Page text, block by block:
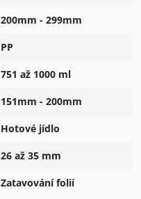
200mm - 299mm
PP
751 až 1000 ml
151mm - 200mm
Hotové jídlo
26 až 35 mm
Zatavování folií